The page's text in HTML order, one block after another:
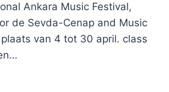
Ankara Music Festival,
de Sevda-Cenap and Music
van 4 tot 30 april. class